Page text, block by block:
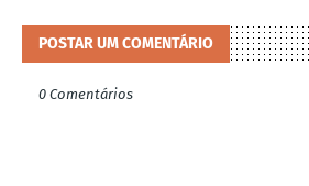
POSTAR UM COMENTÁRIO
0 Comentários